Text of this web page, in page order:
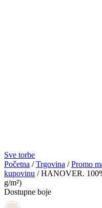
Sve torbe
Početna /Trgovina /Promo
kupovinu / HANOVER.
g/m²)
Dostupne boje